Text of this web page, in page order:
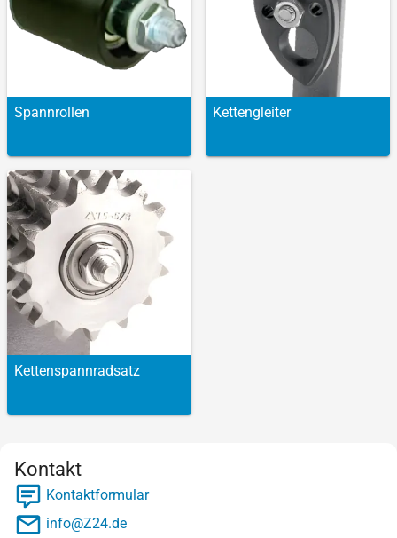
Spann­rollen Ketten­gleiter
Ketten­spannradsatz
Kontakt
Kontaktformular
info@Z24.de